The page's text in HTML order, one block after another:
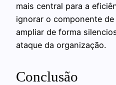
mais central para a
ignorar o componente
ampliar de forma
ataque da organização.
Conclusão